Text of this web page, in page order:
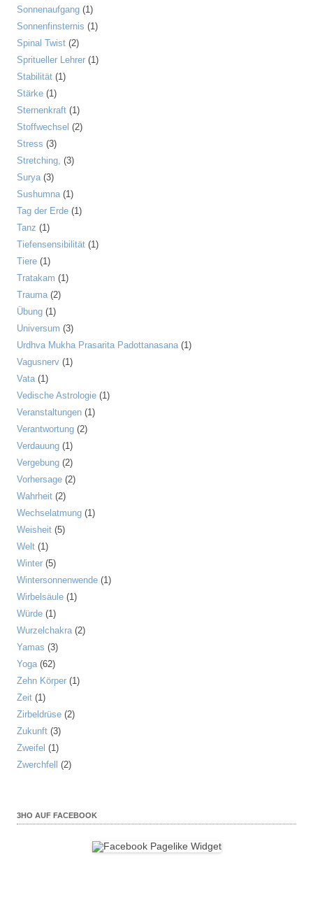
Sonnenaufgang (1)
Sonnenfinsternis (1)
Spinal Twist (2)
Spritueller Lehrer (1)
Stabilität (1)
Stärke (1)
Sternenkraft (1)
Stoffwechsel (2)
Stress (3)
Stretching, (3)
Surya(3)
Sushumna(1)
Tag der Erde (1)
Tanz (1)
Tiefensensibilität (1)
Tiere (1)
Tratakam (1)
Trauma(2)
Übung (1)
Universum (3)
Urdhva Mukha Prasarita Padottanasana(1)
Vagusnerv (1)
Vata(1)
Vedische Astrologie (1)
Veranstaltungen (1)
Verantwortung (2)
Verdauung (1)
Vergebung (2)
Vorhersage (2)
Wahrheit (2)
Wechselatmung (1)
Weisheit (5)
Welt (1)
Winter (5)
Wintersonnenwende (1)
Wirbelsäule (1)
Würde (1)
Wurzelchakra(2)
Yamas (3)
Yoga(62)
Zehn Körper (1)
Zeit (1)
Zirbeldrüse (2)
Zukunft (3)
Zweifel (1)
Zwerchfell
(2)
3HO AUF FACEBOOK